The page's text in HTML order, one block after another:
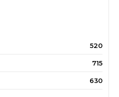
520
715
630